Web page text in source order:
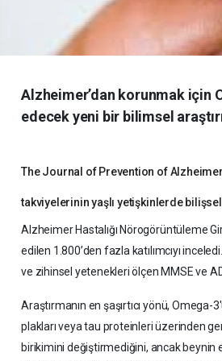
Alzheimer’dan korunmak için
edecek yeni bir bilimsel
The Journal of Prevention of Alzheimer
takviyelerinin yaşlı yetişkinlerde
Alzheimer Hastalığı Nörogörüntüleme
edilen 1.800’den fazla katılımcıyı
ve zihinsel yetenekleri ölçen MMSE ve
Araştırmanın en şaşırtıcı yönü,
plakları veya tau proteinleri üzerinden
birikimini değiştirmediğini, ancak beynin